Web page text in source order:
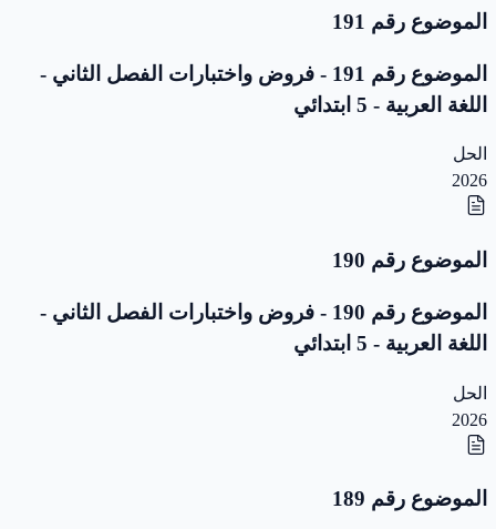
الموضوع رقم 191
الموضوع رقم 191 - فروض واختبارات الفصل الثاني -
اللغة العربية - 5 ابتدائي
الحل
2026
الموضوع رقم 190
الموضوع رقم 190 - فروض واختبارات الفصل الثاني -
اللغة العربية - 5 ابتدائي
الحل
2026
الموضوع رقم 189